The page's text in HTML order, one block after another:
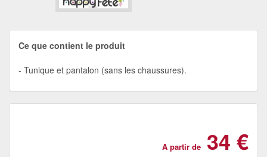
Ce que contient le produit
Tunique et pantalon (sans les chaussures).
A partir de 34 €